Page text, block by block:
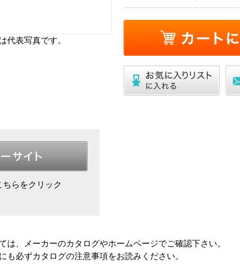
代表写真です。
ちらをクリック
は、メーカーのカタログやホームページでご確認下さい。
も必ずカタログの注意事項をお読みください。